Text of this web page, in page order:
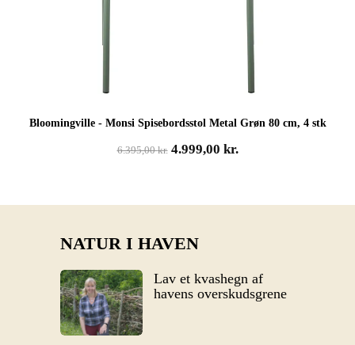
Bloomingville - Monsi Spisebordsstol Metal Grøn 80 cm, 4 stk
6.395,00kr. Den
4.999,00 kr.Den
NATUR I HAVEN
Lav et kvashegn af
havens overskudsgrene